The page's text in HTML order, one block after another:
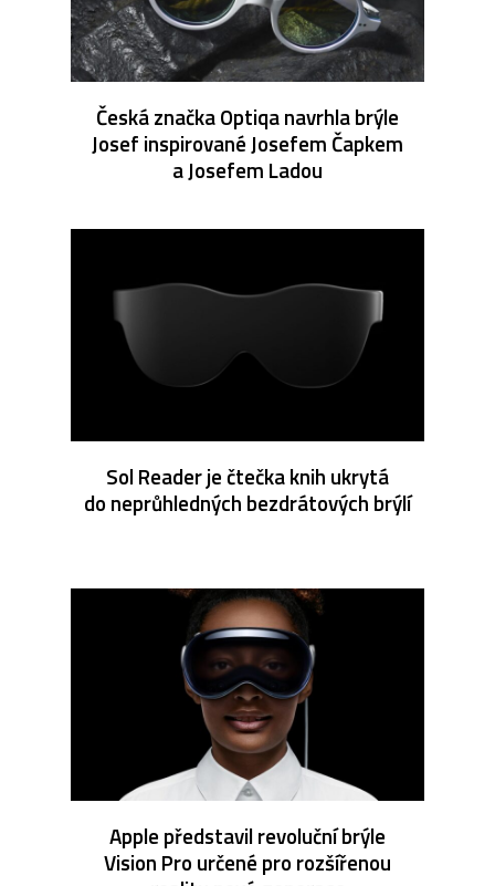
Česká značka Optiqa navrhla brýle
Josef inspirované Josefem Čapkem
a Josefem Ladou
Sol Reader je čtečka knih ukrytá
do neprůhledných bezdrátových brýlí
Apple představil revoluční brýle
Vision Pro určené pro rozšířenou